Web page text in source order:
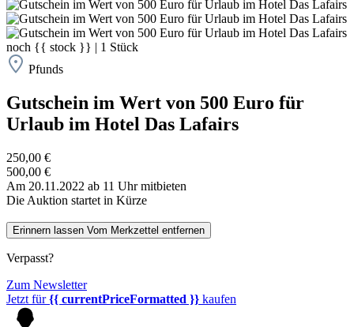
noch {{ stock }} | 1 Stück
Pfunds
Gutschein im Wert von 500 Euro für
Urlaub im Hotel Das Lafairs
250,00 €
500,00 €
Am 20.11.2022 ab 11 Uhr mitbieten
Die Auktion startet in Kürze
Erinnern lassen Vom Merkzettel entfernen
Verpasst?
Zum Newsletter
Jetzt für{{ currentPriceFormatted }} kaufen